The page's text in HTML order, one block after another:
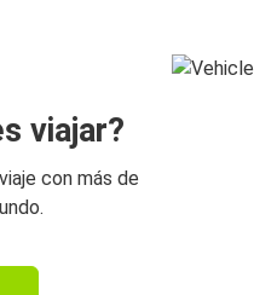
viajar?
con más de